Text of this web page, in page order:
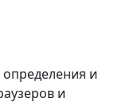
и
и